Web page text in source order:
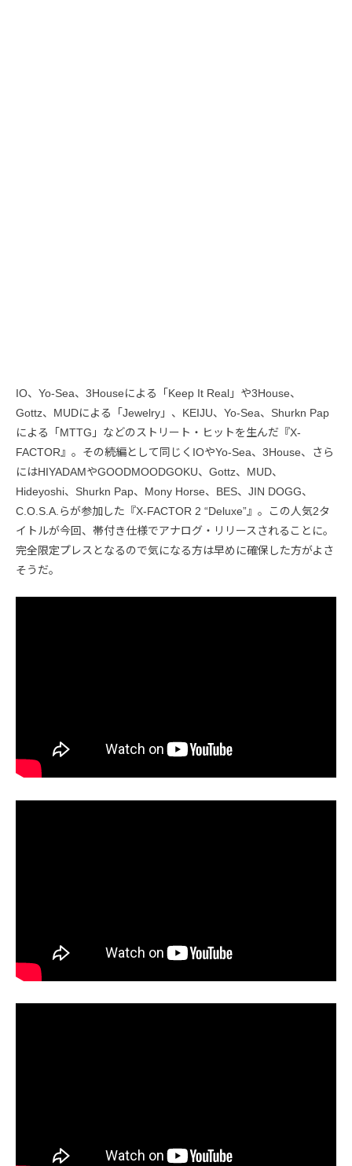
IO、Yo-Sea、3Houseによる「Keep It Real」や3House、
Gottz、MUDによる「Jewelry」、KEIJU、Yo-Sea、Shurkn Pap
による「MTTG」などのストリート・ヒットを生んだ『X-
FACTOR』。その続編として同じくIOやYo-Sea、3House、さら
にはHIYADAMやGOODMOODGOKU、Gottz、MUD、
Hideyoshi、Shurkn Pap、Mony Horse、BES、JIN DOGG、
C.O.S.A.らが参加した『X-FACTOR 2 “Deluxe”』。この人気2タ
イトルが今回、帯付き仕様でアナログ・リリースされることに。
完全限定プレスとなるので気になる方は早めに確保した方がよさ
そうだ。